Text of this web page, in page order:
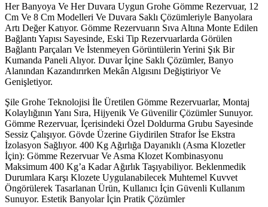
Her Banyoya Ve Her Duvara Uygun Grohe Gömme Rezervuar, 12
Cm Ve 8 Cm Modelleri Ve Duvara Saklı Çözümleriyle Banyolara
Artı Değer Katıyor. Gömme Rezervuarın Sıva Altına Monte Edilen
Bağlantı Yapısı Sayesinde, Eski Tip Rezervuarlarda Görülen
Bağlantı Parçaları Ve İstenmeyen Görüntülerin Yerini Şık Bir
Kumanda Paneli Alıyor. Duvar İçine Saklı Çözümler, Banyo
Alanından Kazandırırken Mekân Algısını Değiştiriyor Ve
Genişletiyor.
Şile Grohe Teknolojisi İle Üretilen Gömme Rezervuarlar, Montaj
Kolaylığının Yanı Sıra, Hijyenik Ve Güvenilir Çözümler Sunuyor.
Gömme Rezervuar, İçerisindeki Özel Doldurma Grubu Sayesinde
Sessiz Çalışıyor. Gövde Üzerine Giydirilen Strafor İse Ekstra
İzolasyon Sağlıyor. 400 Kg Ağırlığa Dayanıklı (Asma Klozetler
İçin): Gömme Rezervuar Ve Asma Klozet Kombinasyonu
Maksimum 400 Kg’a Kadar Ağırlık Taşıyabiliyor. Beklenmedik
Durumlara Karşı Klozete Uygulanabilecek Muhtemel Kuvvet
Öngörülerek Tasarlanan Ürün, Kullanıcı İçin Güvenli Kullanım
Sunuyor. Estetik Banyolar İçin Pratik Çözümler